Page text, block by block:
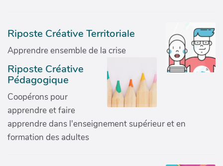
Riposte Créative Territoriale
Apprendre ensemble de la crise
Riposte Créative
Pédagogique
Coopérons pour
apprendre et faire
apprendre dans l'enseignement supérieur et en
formation des adultes